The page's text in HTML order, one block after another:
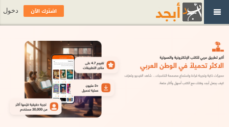
اشترك الآن دخول